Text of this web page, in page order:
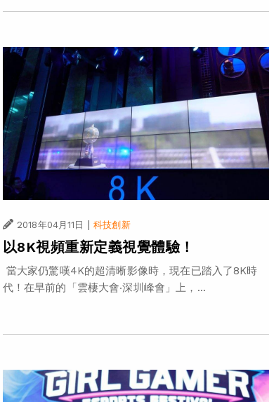
2018年04月11日 | 科技創新
以8K視頻重新定義視覺體驗！
當大家仍驚嘆4K的超清晰影像時，現在已踏入了8K時
代！在早前的「雲棲大會‧深圳峰會」上，...